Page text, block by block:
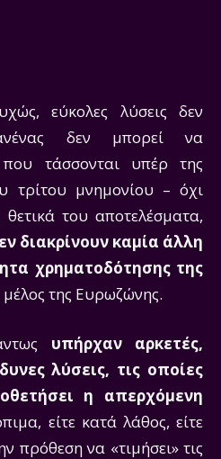
εύκολες λύσεις δεν
δεν μπορεί να
που τάσσονται υπέρ της
τρίτου μνημονίου – όχι
του αποτελέσματα,
διακρίνουν καμία άλλη
χρηματοδότησης της
της Ευρωζώνης.
υπήρχαν αρκετές,
λύσεις, τις οποίες
η απερχόμενη
είτε κατά λάθος, είτε
πρόθεση να «τιμήσει» τις